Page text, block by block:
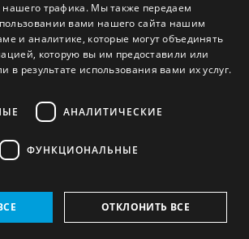
и демонтаж ОМУ 9)
и демонтаж ОМУ (1)
(1)
и демонтаж ОМУ (1)
ARABIC
PERSIAN
FRENCH
трафика. Мы также передаем
вами нашего сайта нашим
и аналитике, которые могут объединять
которую вы им предоставили или
в результате использования вами их услуг.
АНАЛИТИЧЕСКИЕ
ФУНКЦИОНАЛЬНЫЕ
ОТКЛОНИТЬ ВСЕ